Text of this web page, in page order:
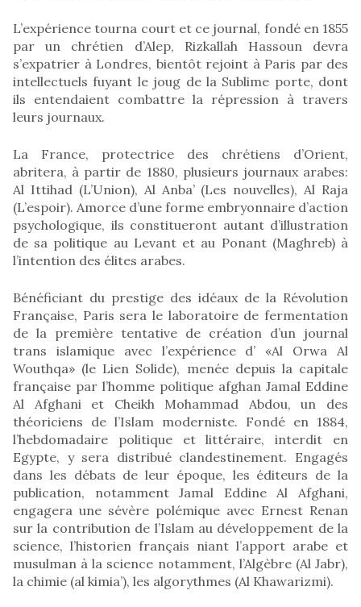
L’expérience tourna court et ce journal, fondé en 1855
par un chrétien d’Alep, Rizkallah Hassoun devra
s’expatrier à Londres, bientôt rejoint à Paris par des
intellectuels fuyant le joug de la Sublime porte, dont
ils entendaient combattre la répression à travers
leurs journaux.
La France, protectrice des chrétiens d’Orient,
abritera, à partir de 1880, plusieurs journaux arabes:
Al Ittihad (L’Union), Al Anba’ (Les nouvelles), Al Raja
(L’espoir). Amorce d’une forme embryonnaire d’action
psychologique, ils constitueront autant d’illustration
de sa politique au Levant et au Ponant (Maghreb) à
l’intention des élites arabes.
Bénéficiant du prestige des idéaux de la Révolution
Française, Paris sera le laboratoire de fermentation
de la première tentative de création d’un journal
trans islamique avec l’expérience d’ «Al Orwa Al
Wouthqa» (le Lien Solide), menée depuis la capitale
française par l’homme politique afghan Jamal Eddine
Al Afghani et Cheikh Mohammad Abdou, un des
théoriciens de l’Islam moderniste. Fondé en 1884,
l’hebdomadaire politique et littéraire, interdit en
Egypte, y sera distribué clandestinement. Engagés
dans les débats de leur époque, les éditeurs de la
publication, notamment Jamal Eddine Al Afghani,
engagera une sévère polémique avec Ernest Renan
sur la contribution de l’Islam au développement de la
science, l’historien français niant l’apport arabe et
musulman à la science notamment, l’Algèbre (Al Jabr),
la chimie (al kimia’), les algorythmes (Al Khawarizmi).